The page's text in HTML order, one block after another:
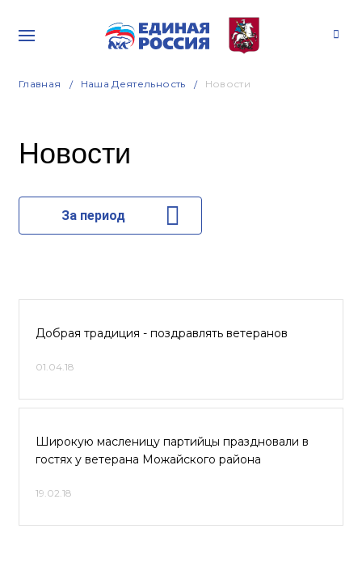
Главная Наша Деятельность Новости
Новости
За период
Добрая традиция - поздравлять ветеранов
01.04.18
Широкую масленицу партийцы праздновали в
гостях у ветерана Можайского района
19.02.18